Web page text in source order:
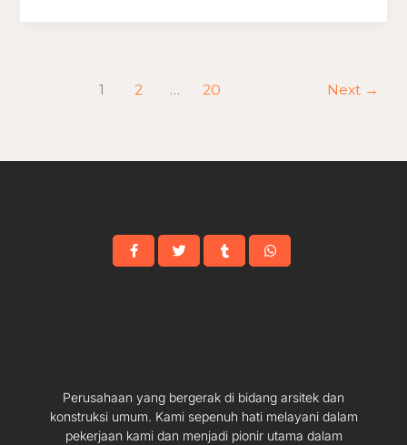
1 2 … 20 Next →
Perusahaan yang bergerak di bidang arsitek dan
konstruksi umum. Kami sepenuh hati melayani dalam
pekerjaan kami dan menjadi pionir utama dalam